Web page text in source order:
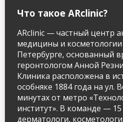
Что такое ARclinic?
ARclinic — частный центр
медицины и
Петербурге, основанный
геронтологом Анной
Клиника расположена в
особняке 1884 года на ул.
минутах от метро
институт». В команде — 15
дерматологи,
Контактный телефон
info@arclinic.ru
arclinic@mail.ru